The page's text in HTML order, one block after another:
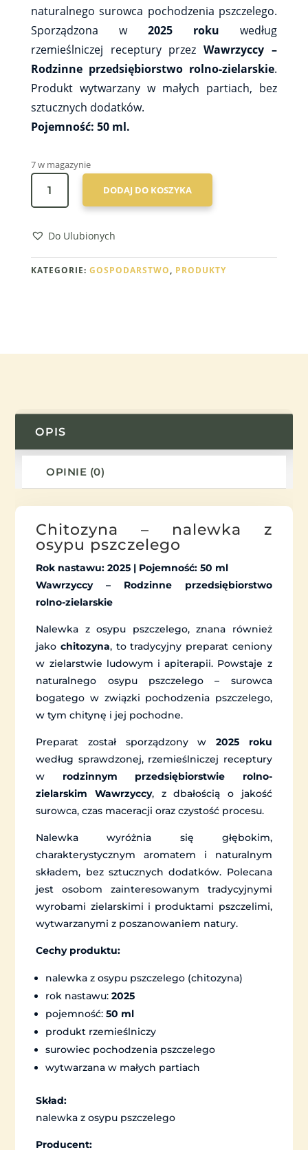
naturalnego surowca pochodzenia pszczelego.
Sporządzona w 2025 roku według
rzemieślniczej receptury przezWawrzyccy –
Rodzinne przedsiębiorstwo rolno-zielarskie.
Produkt wytwarzany w małych partiach, bez
sztucznych dodatków.
Pojemność: 50 ml.
7 w magazynie
ILOŚĆ
CHITOZYNA
-
Z
OSYPU
PSZCZELEGO
DODAJ DO KOSZYKA
Do Ulubionych
KATEGORIE: GOSPODARSTWO, PRODUKTY
OPIS
OPINIE (0)
Chitozyna – nalewka z
osypu pszczelego
Rok nastawu: 2025 | Pojemność: 50 ml
Wawrzyccy – Rodzinne przedsiębiorstwo
rolno-zielarskie
Nalewka z osypu pszczelego, znana również
jakochitozyna, to tradycyjny preparat ceniony
w zielarstwie ludowym i apiterapii. Powstaje z
naturalnego osypu pszczelego – surowca
bogatego w związki pochodzenia pszczelego,
w tym chitynę i jej pochodne.
Preparat został sporządzony w 2025 roku
według sprawdzonej, rzemieślniczej receptury
w rodzinnym przedsiębiorstwie rolno-
zielarskim Wawrzyccy, z dbałością o jakość
surowca, czas maceracji oraz czystość procesu.
Nalewka wyróżnia się głębokim,
charakterystycznym aromatem i naturalnym
składem, bez sztucznych dodatków. Polecana
jest osobom zainteresowanym tradycyjnymi
wyrobami zielarskimi i produktami pszczelimi,
wytwarzanymi z poszanowaniem natury.
Cechy produktu:
nalewka z osypu pszczelego (chitozyna)
rok nastawu:2025
pojemność:50 ml
produkt rzemieślniczy
surowiec pochodzenia pszczelego
wytwarzana w małych partiach
Skład:
nalewka z osypu pszczelego
Producent: